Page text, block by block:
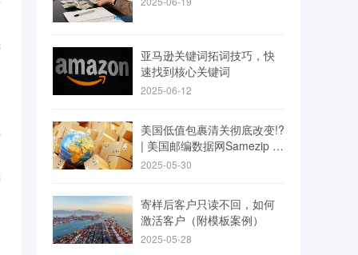
亚马逊关键词拓词技巧，快
速找到核心关键词
2025-06-12
美国低值包裹清关彻底改变!?
| 美国邮编数据网Samezip 创
始人Lucas
2025-05-30
寄样后客户只读不回，如何
激活客户（附模板案例）
2025-05-28